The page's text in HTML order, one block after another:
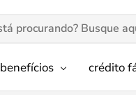
benefícios crédito